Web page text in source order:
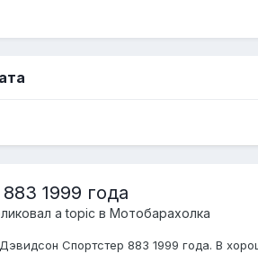
1999 года
a topic в Мотобарахолка
Спортстер 883 1999 года. В